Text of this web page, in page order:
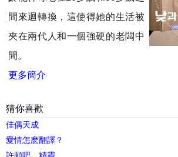
間來迴轉換，這使得她的生活被
夾在兩代人和一個強硬的老闆中
間。
更多簡介
猜你喜歡
佳偶天成
愛情怎麽翻譯？